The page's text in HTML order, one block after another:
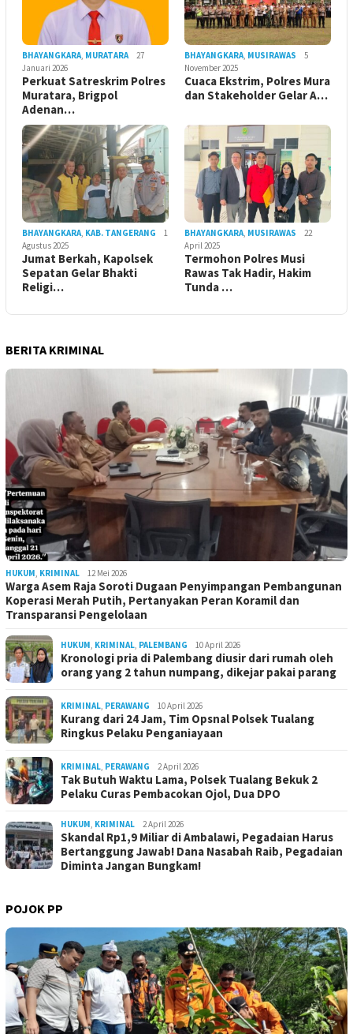
BHAYANGKARA, MURATARA
27
Januari 2026
Perkuat Satreskrim Polres
Muratara, Brigpol
Adenan…
BHAYANGKARA, MUSIRAWAS
5
November 2025
Cuaca Ekstrim, Polres Mura
dan Stakeholder Gelar A…
BHAYANGKARA, KAB. TANGERANG
1
Agustus 2025
Jumat Berkah, Kapolsek
Sepatan Gelar Bhakti
Religi…
BHAYANGKARA, MUSIRAWAS
22
April 2025
Termohon Polres Musi
Rawas Tak Hadir, Hakim
Tunda …
BERITA KRIMINAL
HUKUM, KRIMINAL 12 Mei 2026
Warga Asem Raja Soroti Dugaan Penyimpangan Pembangunan
Koperasi Merah Putih, Pertanyakan Peran Koramil dan
Transparansi Pengelolaan
HUKUM, KRIMINAL, PALEMBANG 10 April 2026
Kronologi pria di Palembang diusir dari rumah oleh
orang yang 2 tahun numpang, dikejar pakai parang
KRIMINAL, PERAWANG 10 April 2026
Kurang dari 24 Jam, Tim Opsnal Polsek Tualang
Ringkus Pelaku Penganiayaan
KRIMINAL, PERAWANG 2 April 2026
Tak Butuh Waktu Lama, Polsek Tualang Bekuk 2
Pelaku Curas Pembacokan Ojol, Dua DPO
HUKUM, KRIMINAL 2 April 2026
Skandal Rp1,9 Miliar di Ambalawi, Pegadaian Harus
Bertanggung Jawab! Dana Nasabah Raib, Pegadaian
Diminta Jangan Bungkam!
POJOK PP